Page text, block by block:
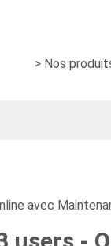
> Nos
avec